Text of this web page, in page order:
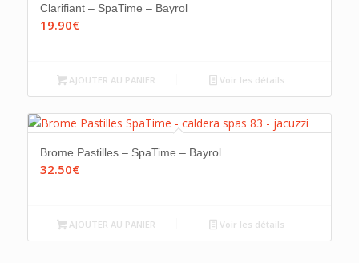
Clarifiant – SpaTime – Bayrol
19.90€
AJOUTER AU PANIER Voir les détails
Brome Pastilles – SpaTime – Bayrol
32.50€
AJOUTER AU PANIER Voir les détails